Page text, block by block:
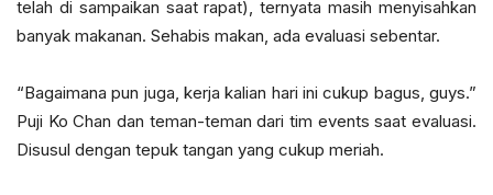
telah di sampaikan saat rapat), ternyata masih menyisahkan
banyak makanan. Sehabis makan, ada evaluasi sebentar.
“Bagaimana pun juga, kerja kalian hari ini cukup bagus, guys.”
Puji Ko Chan dan teman-teman dari tim events saat evaluasi.
Disusul dengan tepuk tangan yang cukup meriah.